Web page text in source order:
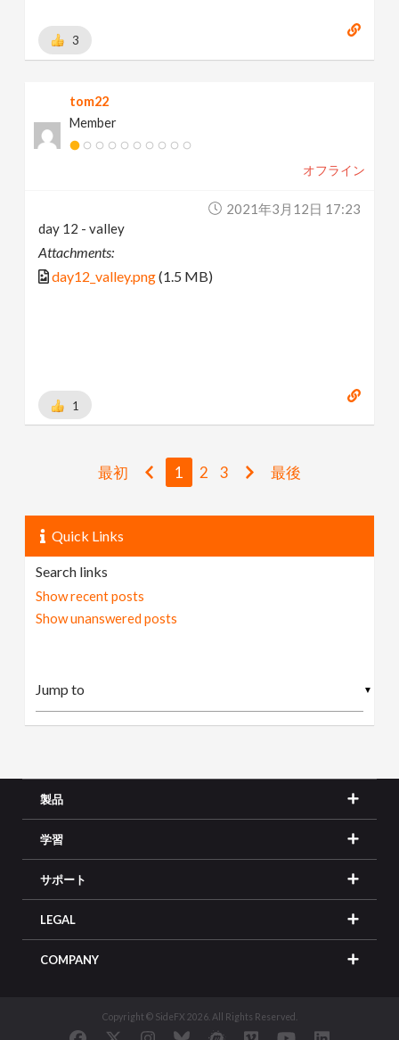
3
tom22
Member
オフライン
2021年3月12日 17:23
day 12 - valley
Attachments:
day12_valley.png(1.5 MB)
1
最初 1 2 3 最後
Quick Links
Search links
Show recent posts
Show unanswered posts
▼
製品
学習
サポート
LEGAL
COMPANY
Copyright © SideFX 2026. All Rights Reserved.